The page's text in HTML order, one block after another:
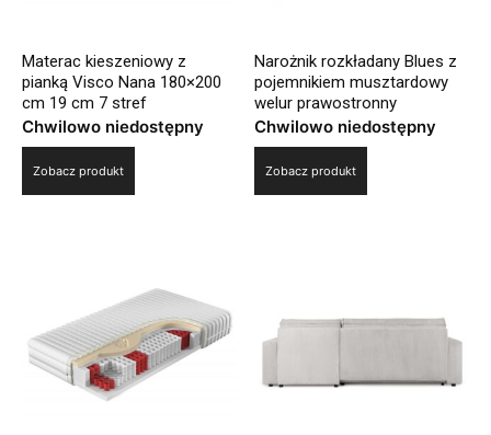
Materac kieszeniowy z
pianką Visco Nana 180×200
cm 19 cm 7 stref
Chwilowo niedostępny
Zobacz produkt
Narożnik rozkładany Blues z
pojemnikiem musztardowy
welur prawostronny
Chwilowo niedostępny
Zobacz produkt